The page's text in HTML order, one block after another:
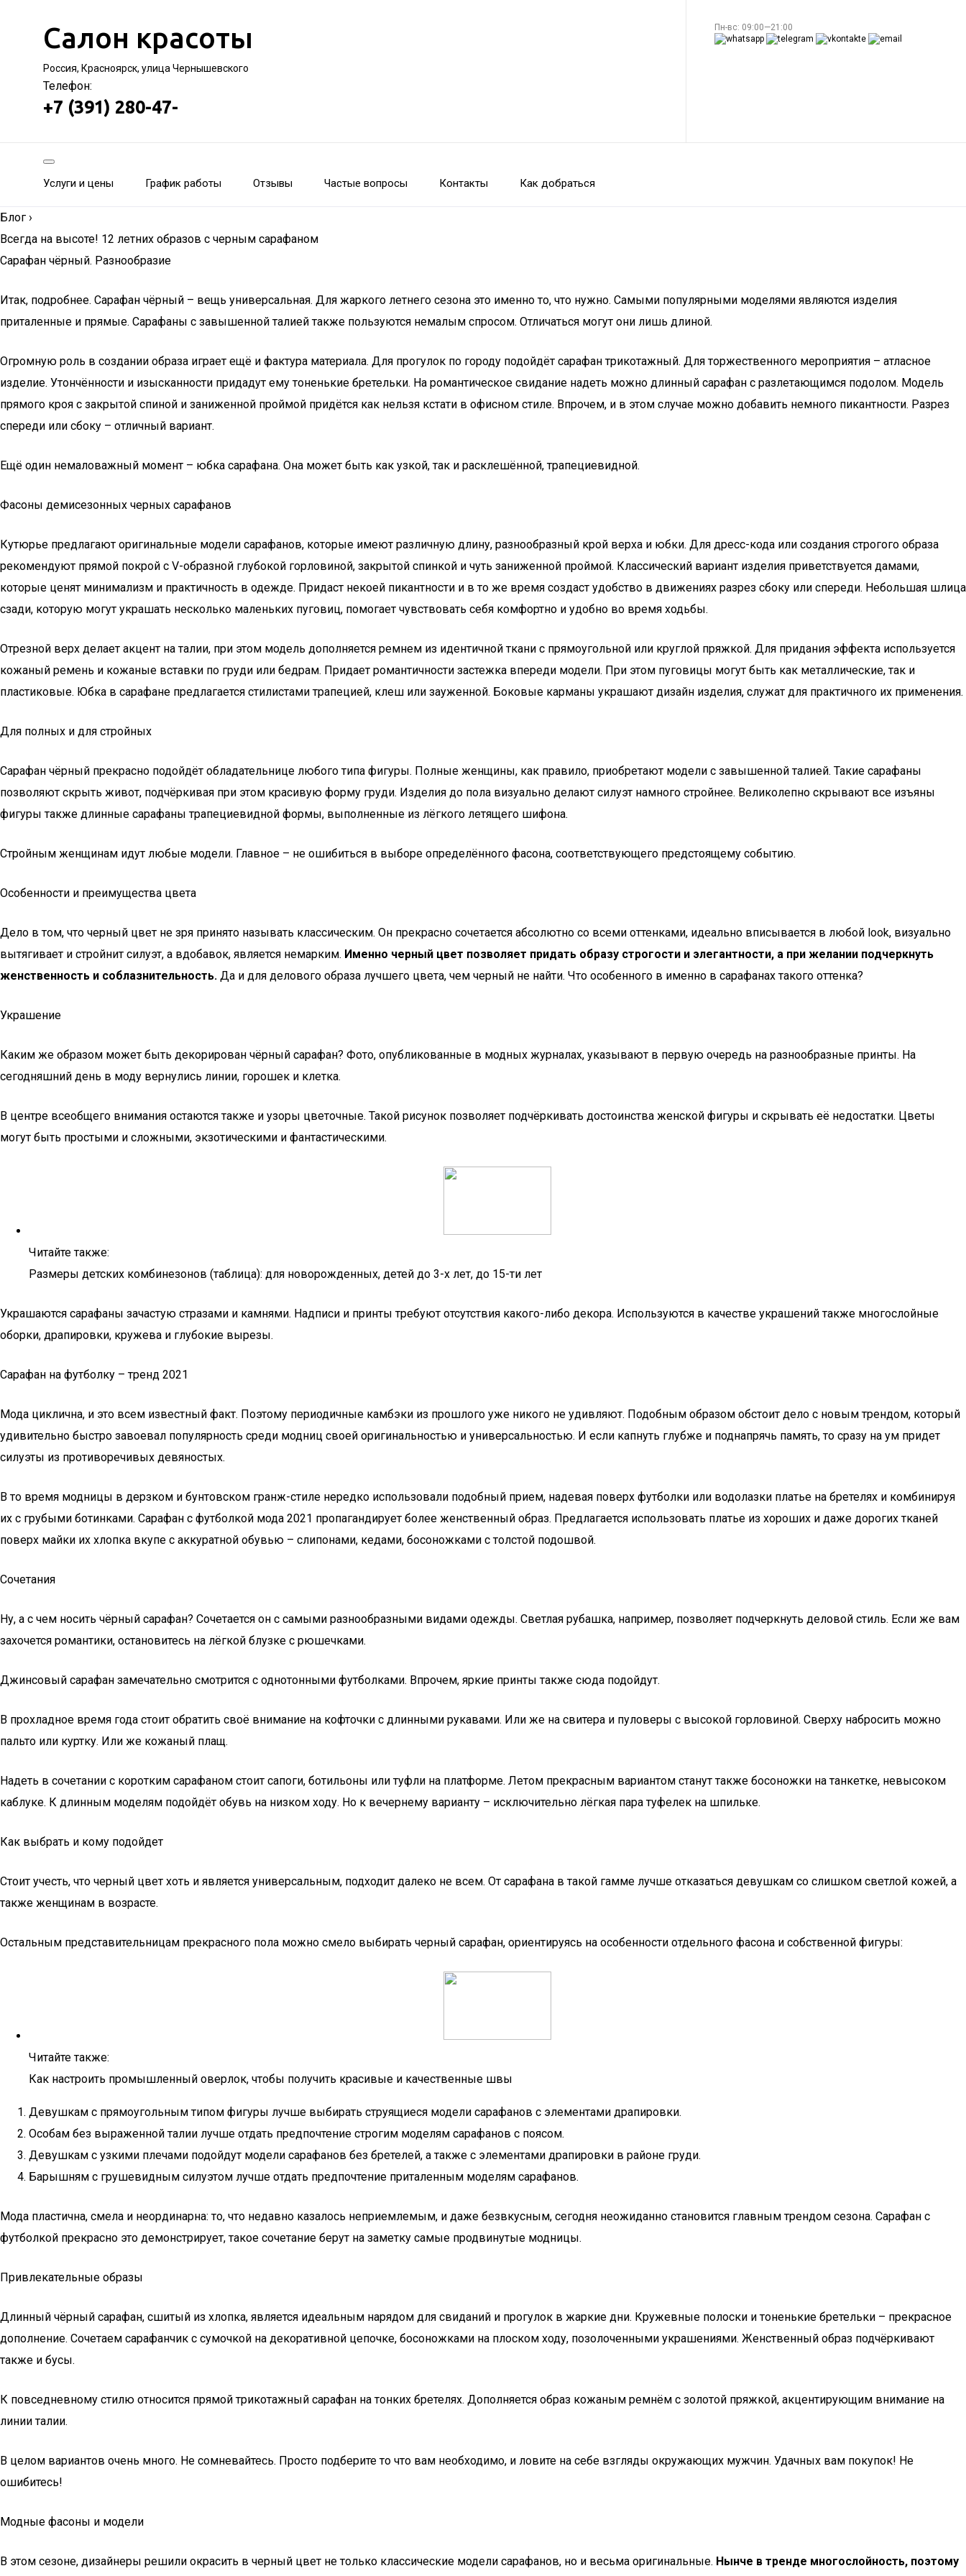
Салон красоты
Россия, Красноярск, улица Чернышевского
Телефон:
+7 (391) 280-47-
Пн-вс: 09:00—21:00
Услуги и цены График работы Отзывы Частые вопросы Контакты Как добраться
Блог ›
Всегда на высоте! 12 летних образов с черным сарафаном
Сарафан чёрный. Разнообразие
Итак, подробнее. Сарафан чёрный – вещь универсальная. Для жаркого летнего сезона это именно то, что нужно. Самыми популярными моделями являются изделия
приталенные и прямые. Сарафаны с завышенной талией также пользуются немалым спросом. Отличаться могут они лишь длиной.
Огромную роль в создании образа играет ещё и фактура материала. Для прогулок по городу подойдёт сарафан трикотажный. Для торжественного мероприятия – атласное
изделие. Утончённости и изысканности придадут ему тоненькие бретельки. На романтическое свидание надеть можно длинный сарафан с разлетающимся подолом. Модель
прямого кроя с закрытой спиной и заниженной проймой придётся как нельзя кстати в офисном стиле. Впрочем, и в этом случае можно добавить немного пикантности. Разрез
спереди или сбоку – отличный вариант.
Ещё один немаловажный момент – юбка сарафана. Она может быть как узкой, так и расклешённой, трапециевидной.
Фасоны демисезонных черных сарафанов
Кутюрье предлагают оригинальные модели сарафанов, которые имеют различную длину, разнообразный крой верха и юбки. Для дресс-кода или создания строгого образа
рекомендуют прямой покрой с V-образной глубокой горловиной, закрытой спинкой и чуть заниженной проймой. Классический вариант изделия приветствуется дамами,
которые ценят минимализм и практичность в одежде. Придаст некоей пикантности и в то же время создаст удобство в движениях разрез сбоку или спереди. Небольшая шлица
сзади, которую могут украшать несколько маленьких пуговиц, помогает чувствовать себя комфортно и удобно во время ходьбы.
Отрезной верх делает акцент на талии, при этом модель дополняется ремнем из идентичной ткани с прямоугольной или круглой пряжкой. Для придания эффекта используется
кожаный ремень и кожаные вставки по груди или бедрам. Придает романтичности застежка впереди модели. При этом пуговицы могут быть как металлические, так и
пластиковые. Юбка в сарафане предлагается стилистами трапецией, клеш или зауженной. Боковые карманы украшают дизайн изделия, служат для практичного их применения.
Для полных и для стройных
Сарафан чёрный прекрасно подойдёт обладательнице любого типа фигуры. Полные женщины, как правило, приобретают модели с завышенной талией. Такие сарафаны
позволяют скрыть живот, подчёркивая при этом красивую форму груди. Изделия до пола визуально делают силуэт намного стройнее. Великолепно скрывают все изъяны
фигуры также длинные сарафаны трапециевидной формы, выполненные из лёгкого летящего шифона.
Стройным женщинам идут любые модели. Главное – не ошибиться в выборе определённого фасона, соответствующего предстоящему событию.
Особенности и преимущества цвета
Дело в том, что черный цвет не зря принято называть классическим. Он прекрасно сочетается абсолютно со всеми оттенками, идеально вписывается в любой look, визуально
вытягивает и стройнит силуэт, а вдобавок, является немарким. Именно черный цвет позволяет придать образу строгости и элегантности, а при желании подчеркнуть
женственность и соблазнительность. Да и для делового образа лучшего цвета, чем черный не найти. Что особенного в именно в сарафанах такого оттенка?
Украшение
Каким же образом может быть декорирован чёрный сарафан? Фото, опубликованные в модных журналах, указывают в первую очередь на разнообразные принты. На
сегодняшний день в моду вернулись линии, горошек и клетка.
В центре всеобщего внимания остаются также и узоры цветочные. Такой рисунок позволяет подчёркивать достоинства женской фигуры и скрывать её недостатки. Цветы
могут быть простыми и сложными, экзотическими и фантастическими.
Читайте также:
Размеры детских комбинезонов (таблица): для новорожденных, детей до 3-х лет, до 15-ти лет
Украшаются сарафаны зачастую стразами и камнями. Надписи и принты требуют отсутствия какого-либо декора. Используются в качестве украшений также многослойные
оборки, драпировки, кружева и глубокие вырезы.
Сарафан на футболку – тренд 2021
Мода циклична, и это всем известный факт. Поэтому периодичные камбэки из прошлого уже никого не удивляют. Подобным образом обстоит дело с новым трендом, который
удивительно быстро завоевал популярность среди модниц своей оригинальностью и универсальностью. И если капнуть глубже и поднапрячь память, то сразу на ум придет
силуэты из противоречивых девяностых.
В то время модницы в дерзком и бунтовском гранж-стиле нередко использовали подобный прием, надевая поверх футболки или водолазки платье на бретелях и комбинируя
их с грубыми ботинками. Сарафан с футболкой мода 2021 пропагандирует более женственный образ. Предлагается использовать платье из хороших и даже дорогих тканей
поверх майки их хлопка вкупе с аккуратной обувью – слипонами, кедами, босоножками с толстой подошвой.
Сочетания
Ну, а с чем носить чёрный сарафан? Сочетается он с самыми разнообразными видами одежды. Светлая рубашка, например, позволяет подчеркнуть деловой стиль. Если же вам
захочется романтики, остановитесь на лёгкой блузке с рюшечками.
Джинсовый сарафан замечательно смотрится с однотонными футболками. Впрочем, яркие принты также сюда подойдут.
В прохладное время года стоит обратить своё внимание на кофточки с длинными рукавами. Или же на свитера и пуловеры с высокой горловиной. Сверху набросить можно
пальто или куртку. Или же кожаный плащ.
Надеть в сочетании с коротким сарафаном стоит сапоги, ботильоны или туфли на платформе. Летом прекрасным вариантом станут также босоножки на танкетке, невысоком
каблуке. К длинным моделям подойдёт обувь на низком ходу. Но к вечернему варианту – исключительно лёгкая пара туфелек на шпильке.
Как выбрать и кому подойдет
Стоит учесть, что черный цвет хоть и является универсальным, подходит далеко не всем. От сарафана в такой гамме лучше отказаться девушкам со слишком светлой кожей, а
также женщинам в возрасте.
Остальным представительницам прекрасного пола можно смело выбирать черный сарафан, ориентируясь на особенности отдельного фасона и собственной фигуры:
Читайте также:
Как настроить промышленный оверлок, чтобы получить красивые и качественные швы
Девушкам с прямоугольным типом фигуры лучше выбирать струящиеся модели сарафанов с элементами драпировки.
Особам без выраженной талии лучше отдать предпочтение строгим моделям сарафанов с поясом.
Девушкам с узкими плечами подойдут модели сарафанов без бретелей, а также с элементами драпировки в районе груди.
Барышням с грушевидным силуэтом лучше отдать предпочтение приталенным моделям сарафанов.
Мода пластична, смела и неординарна: то, что недавно казалось неприемлемым, и даже безвкусным, сегодня неожиданно становится главным трендом сезона. Сарафан с
футболкой прекрасно это демонстрирует, такое сочетание берут на заметку самые продвинутые модницы.
Привлекательные образы
Длинный чёрный сарафан, сшитый из хлопка, является идеальным нарядом для свиданий и прогулок в жаркие дни. Кружевные полоски и тоненькие бретельки – прекрасное
дополнение. Сочетаем сарафанчик с сумочкой на декоративной цепочке, босоножками на плоском ходу, позолоченными украшениями. Женственный образ подчёркивают
также и бусы.
К повседневному стилю относится прямой трикотажный сарафан на тонких бретелях. Дополняется образ кожаным ремнём с золотой пряжкой, акцентирующим внимание на
линии талии.
В целом вариантов очень много. Не сомневайтесь. Просто подберите то что вам необходимо, и ловите на себе взгляды окружающих мужчин. Удачных вам покупок! Не
ошибитесь!
Модные фасоны и модели
В этом сезоне, дизайнеры решили окрасить в черный цвет не только классические модели сарафанов, но и весьма оригинальные. Нынче в тренде многослойность, поэтому